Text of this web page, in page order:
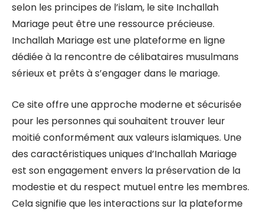
selon les principes de l’islam, le site Inchallah
Mariage peut être une ressource précieuse.
Inchallah Mariage est une plateforme en ligne
dédiée à la rencontre de célibataires musulmans
sérieux et prêts à s’engager dans le mariage.
Ce site offre une approche moderne et sécurisée
pour les personnes qui souhaitent trouver leur
moitié conformément aux valeurs islamiques. Une
des caractéristiques uniques d’Inchallah Mariage
est son engagement envers la préservation de la
modestie et du respect mutuel entre les membres.
Cela signifie que les interactions sur la plateforme